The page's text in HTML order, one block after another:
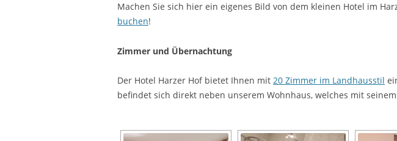
Machen Sie sich hier ein eigenes Bild von dem kleinen Hotel im
buchen!
Zimmer und Übernachtung
Der Hotel Harzer Hof bietet Ihnen mit 20 Zimmer im Landhausstil
befindet sich direkt neben unserem Wohnhaus, welches mit